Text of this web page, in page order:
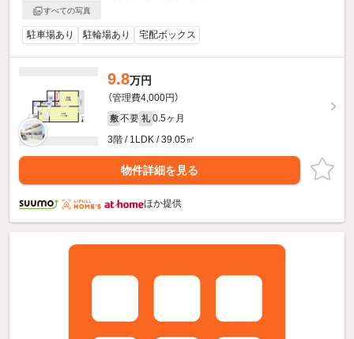
すべての写真
駐車場あり 駐輪場あり 宅配ボックス
9.8万円
（管理費4,000円）
敷 不要 礼 0.5ヶ月
3階 / 1LDK / 39.05㎡
物件詳細を見る
ほか提供